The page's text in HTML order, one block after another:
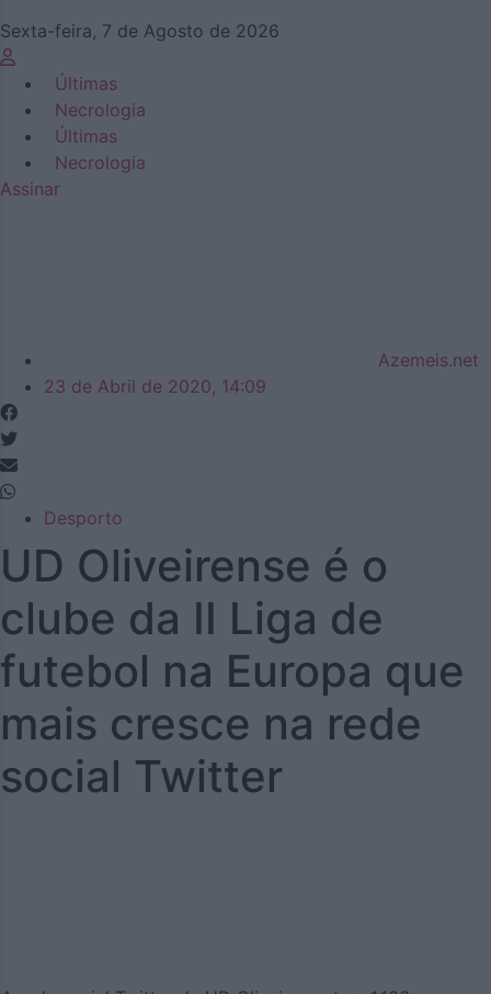
Sexta-feira, 7 de Agosto de 2026
Últimas
Necrologia
Últimas
Necrologia
Assinar
Azemeis.net
23 de Abril de 2020, 14:09
Desporto
UD Oliveirense é o
clube da II Liga de
futebol na Europa que
mais cresce na rede
social Twitter